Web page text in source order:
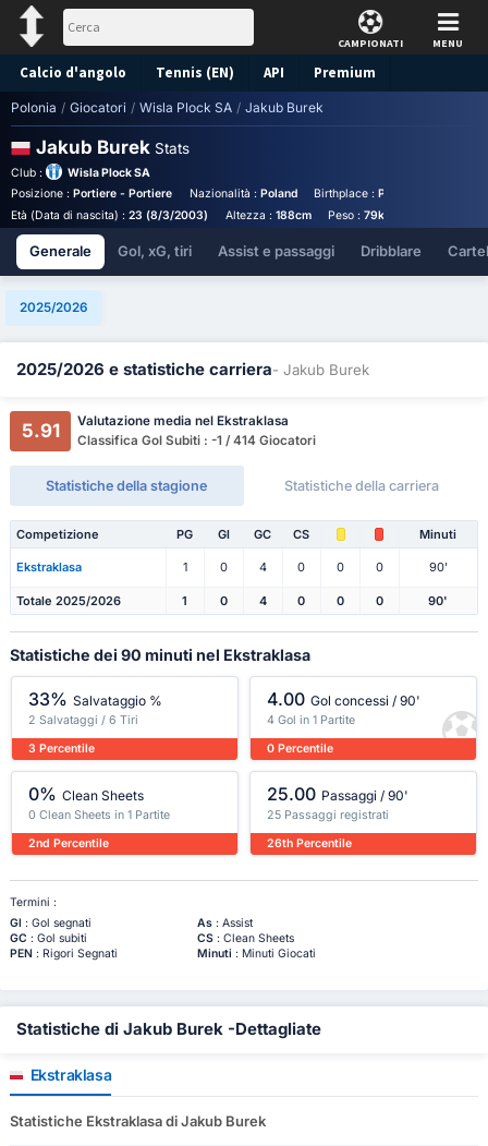
CAMPIONATI MENU
Calcio d'angolo Tennis (EN) API Premium
Pronostico
Polonia / Giocatori / Wisla Plock SA / Jakub Burek
Jakub Burek Stats
Club :
Wisla Plock SA
Posizione : Portiere - Portiere Nazionalità : Poland Birthplace :Poland - Poland
Età (Data di nascita) : 23 (8/3/2003) Altezza : 188cm Peso :79kg
Generale Gol, xG, tiri Assist e passaggi Dribblare
2025/2026
2025/2026 e statistiche carriera- Jakub Burek
5.91
Valutazione media nel Ekstraklasa
Classifica Gol Subiti : -1 / 414 Giocatori
Statistiche della stagione Statistiche della carriera
Competizione PG Gl GC CS Minuti
Ekstraklasa 1 0 4 0 0 0 90'
Totale 2025/2026 1 0 4 0 0 0 90'
Statistiche dei 90 minuti nel Ekstraklasa
33% Salvataggio %
2 Salvataggi / 6 Tiri
3 Percentile
4.00 Gol concessi / 90'
4 Gol in 1 Partite
0 Percentile
0% Clean Sheets
0 Clean Sheets in 1 Partite
2nd Percentile
25.00 Passaggi / 90'
25 Passaggi registrati
26th Percentile
Termini :
Gl : Gol segnati As: Assist
GC : Gol subiti CS: Clean Sheets
PEN: Rigori Segnati Minuti : Minuti Giocati
Statistiche di Jakub Burek -Dettagliate
Ekstraklasa
Statistiche Ekstraklasa di Jakub Burek